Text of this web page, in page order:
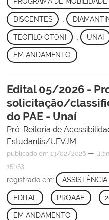
DISCENTES
TEÓFILO OTONI UNAÍ
EM ANDAMENTO
Edital 05/2026 -
solicitação/
do PAE - Unaí
Pró-Reitoria de
Estudantis/UFVJM
publicado em 13/02/2026 —
15h53
registrado em: ASSISTÊNCIA
EDITAL PROAAE
EM ANDAMENTO